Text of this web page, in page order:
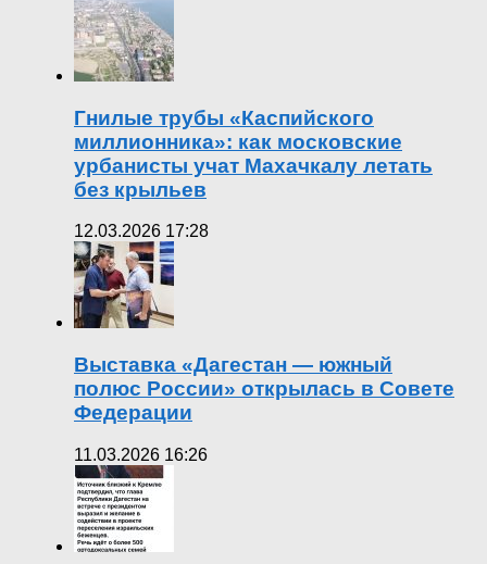
Гнилые трубы «Каспийского
миллионника»: как московские
урбанисты учат Махачкалу летать
без крыльев
12.03.2026 17:28
Выставка «Дагестан — южный
полюс России» открылась в Совете
Федерации
11.03.2026 16:26